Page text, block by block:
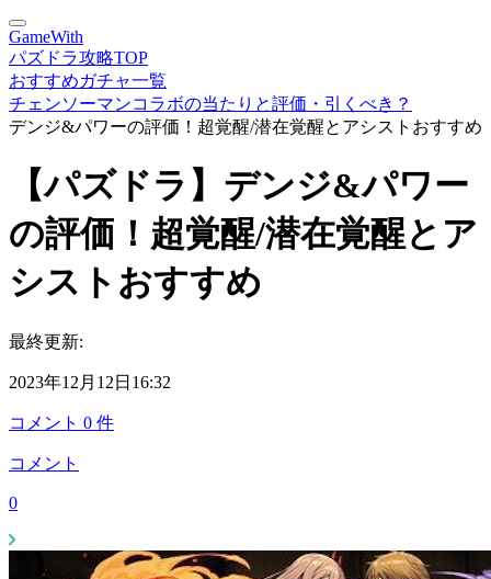
GameWith
パズドラ攻略TOP
おすすめガチャ一覧
チェンソーマンコラボの当たりと評価・引くべき？
デンジ&パワーの評価！超覚醒/潜在覚醒とアシストおすすめ
【パズドラ】デンジ&パワー
の評価！超覚醒/潜在覚醒とア
シストおすすめ
最終更新:
2023年12月12日16:32
コメント 0 件
コメント
0